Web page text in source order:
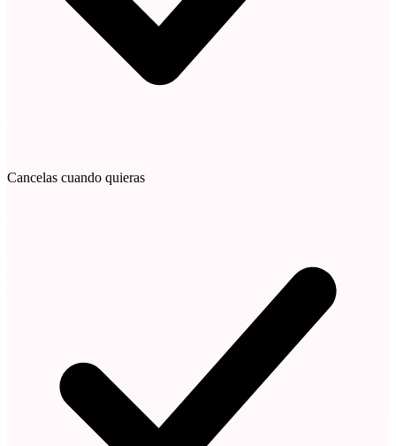
Cancelas cuando quieras